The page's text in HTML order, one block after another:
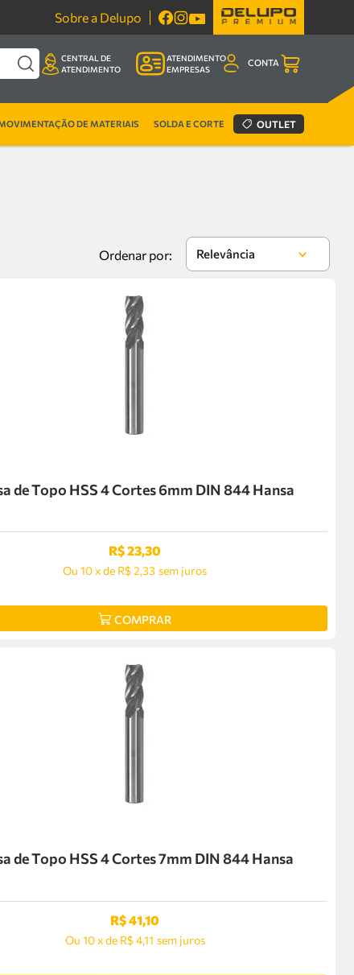
Sobre a Delupo
CENTRAL DE
ATENDIMENTO
ATENDIMENTO
EMPRESAS
CONTA
DE MATERIAIS SOLDA E CORTE OUTLET
Relevância
de Topo HSS 4 Cortes 6mm DIN 844 Hansa
R$23,30
Ou 10xde R$ 2,33 sem juros
COMPRAR
de Topo HSS 4 Cortes 7mm DIN 844 Hansa
R$41,10
Ou 10 xde R$ 4,11 sem juros